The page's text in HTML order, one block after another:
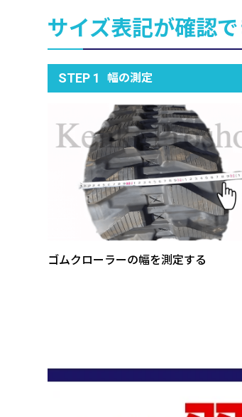
サイズ表記が確認
STEP 1 幅の測定
ゴムクローラーの幅を測定する